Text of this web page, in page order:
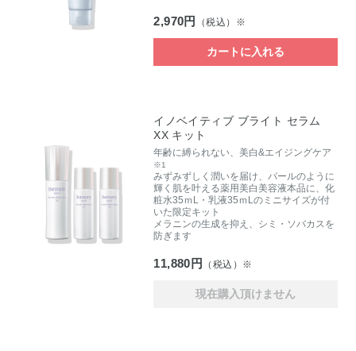
2,970円 （税込）※
カートに入れる
イノベイティブ ブライト セラム
XX キット
年齢に縛られない、美白&エイジングケア
※1
みずみずしく潤いを届け、パールのように
輝く肌を叶える薬用美白美容液本品に、化
粧水35ｍL・乳液35ｍLのミニサイズが付
いた限定キット
メラニンの生成を抑え、シミ・ソバカスを
防ぎます
11,880円 （税込）※
現在購入頂けません